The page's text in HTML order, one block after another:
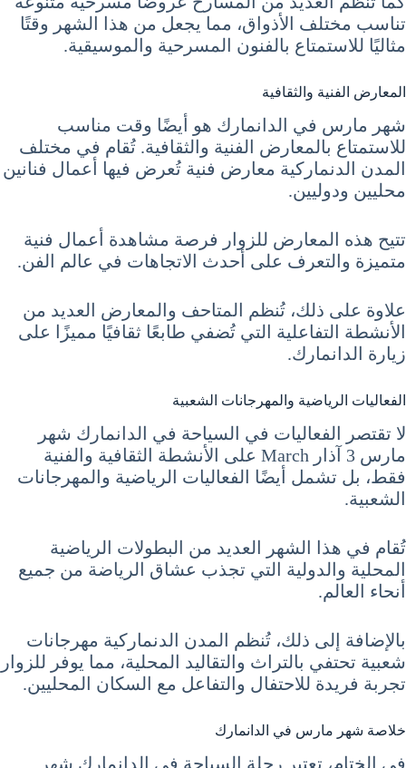
تناسب مختلف الأذواق، مما يجعل من هذا الشهر وقتًا
مثاليًا للاستمتاع بالفنون المسرحية والموسيقية.
المعارض الفنية والثقافية
شهر مارس في الدانمارك هو أيضًا وقت مناسب
للاستمتاع بالمعارض الفنية والثقافية. تُقام في مختلف
المدن الدنماركية معارض فنية تُعرض فيها أعمال فنانين
محليين ودوليين.
تتيح هذه المعارض للزوار فرصة مشاهدة أعمال فنية
متميزة والتعرف على أحدث الاتجاهات في عالم الفن.
علاوة على ذلك، تُنظم المتاحف والمعارض العديد من
الأنشطة التفاعلية التي تُضفي طابعًا ثقافيًا مميزًا على
زيارة الدانمارك.
الفعاليات الرياضية والمهرجانات الشعبية
لا تقتصر الفعاليات في السياحة في الدانمارك شهر
مارس 3 آذار March على الأنشطة الثقافية والفنية
فقط، بل تشمل أيضًا الفعاليات الرياضية والمهرجانات
الشعبية.
تُقام في هذا الشهر العديد من البطولات الرياضية
المحلية والدولية التي تجذب عشاق الرياضة من جميع
أنحاء العالم.
بالإضافة إلى ذلك، تُنظم المدن الدنماركية مهرجانات
شعبية تحتفي بالتراث والتقاليد المحلية، مما يوفر للزوار
تجربة فريدة للاحتفال والتفاعل مع السكان المحليين.
خلاصة شهر مارس في الدانمارك
في الختام، تعتبر رحلة السياحة في الدانمارك شهر